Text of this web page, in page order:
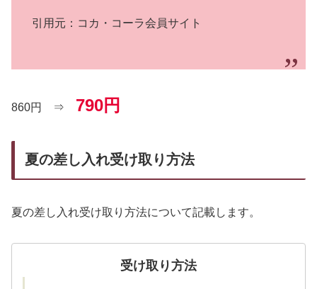
引用元：コカ・コーラ会員サイト
860円 ⇒ 790円
夏の差し入れ受け取り方法
夏の差し入れ受け取り方法について記載します。
受け取り方法